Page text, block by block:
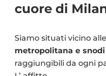
cuore di
Siamo situati vicino
metropolitana e
raggiungibili da ogni